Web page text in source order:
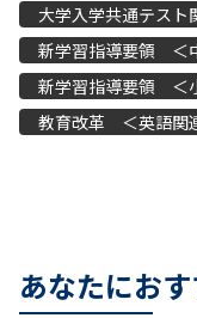
大学入学共通テスト
新学習指導要領 ＜
新学習指導要領 ＜
教育改革 ＜英語関
あなたにお